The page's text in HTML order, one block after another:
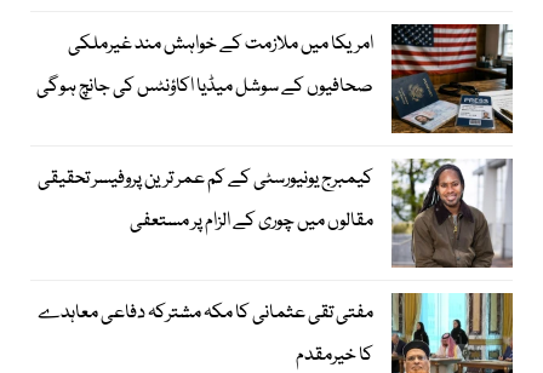
امریکا میں ملازمت کے خواہش مند غیرملکی
صحافیوں کے سوشل میڈیا اکاؤنٹس کی جانچ ہوگی
کیمبرج یونیورسٹی کے کم عمر ترین پروفیسر تحقیقی
مقالوں میں چوری کے الزام پر مستعفی
مفتی تقی عثمانی کا مکہ مشترکہ دفاعی معاہدے
کا خیرمقدم